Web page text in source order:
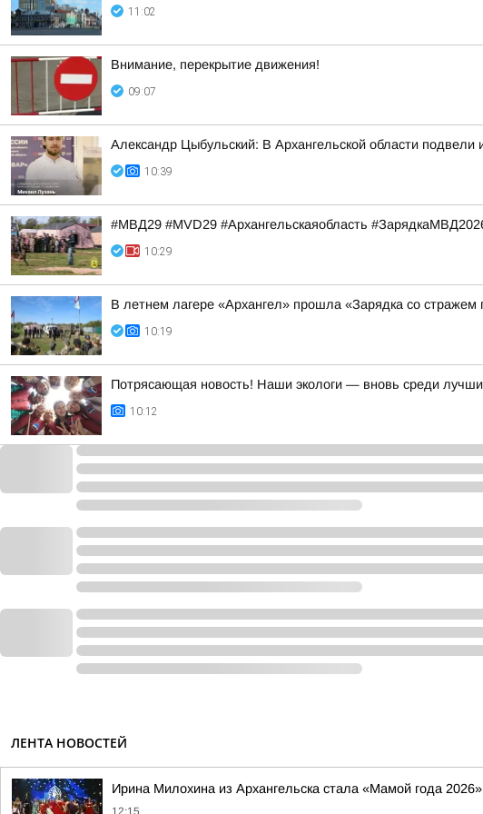
11:02
Внимание, перекрытие движения!
09:07
Александр Цыбульский: В Архангельской области подвели
10:39
#МВД29 #MVD29 #Архангельскаяобласть
10:29
В летнем лагере «Архангел» прошла «Зарядка со стражем
10:19
Потрясающая новость! Наши экологи — вновь среди
10:12
ЛЕНТА НОВОСТЕЙ
Ирина Милохина из Архангельска стала «Мамой года 2026»
12:15